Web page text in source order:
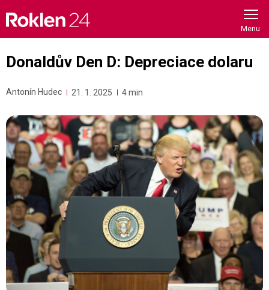
content
Donaldův Den D: Depreciace dolaru
Antonín Hudec 21. 1. 2025 4 min